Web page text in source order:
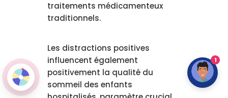
traitements médicamenteux
traditionnels.
Les distractions positives
influencent également
positivement la qualité du
sommeil des enfants
1